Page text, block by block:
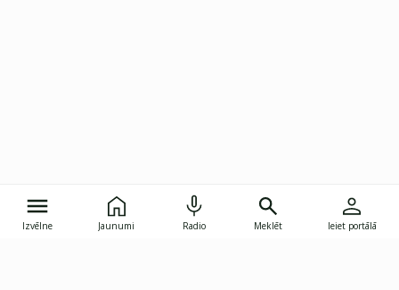
Izvēlne Jaunumi Radio Meklēt Ieiet portālā